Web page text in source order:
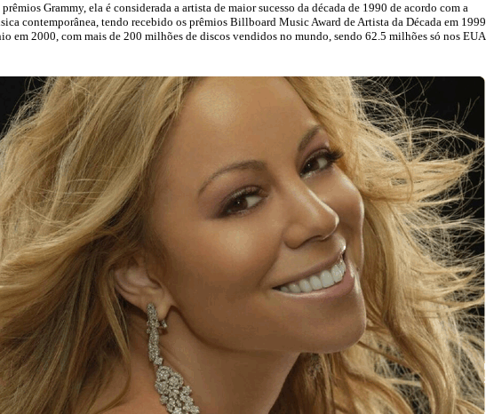
Grammy, ela é considerada a artista de maior sucesso da década de 1990 de acordo com a
contemporânea, tendo recebido os prêmios Billboard Music Award de Artista da Década em 1999
2000, com mais de 200 milhões de discos vendidos no mundo, sendo 62.5 milhões só nos EUA